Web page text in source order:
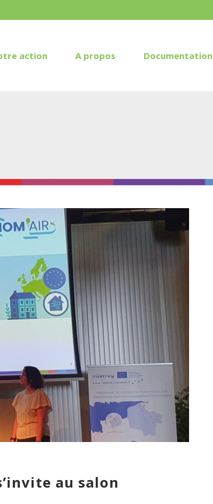
action A propos Documentation
au salon